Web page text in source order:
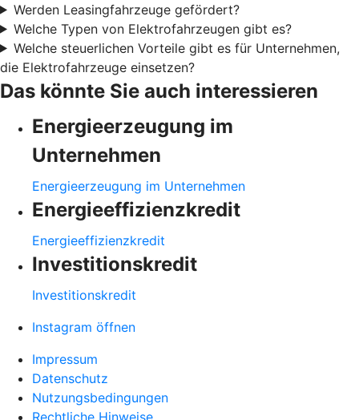
Werden Leasingfahrzeuge gefördert?
Welche Typen von Elektrofahrzeugen gibt es?
Welche steuerlichen Vorteile gibt es für Unternehmen,
die Elektrofahrzeuge einsetzen?
Das könnte Sie auch interessieren
Energieerzeugung im
Unternehmen
Energieerzeugung im Unternehmen
Energieeffizienzkredit
Energieeffizienzkredit
Investitionskredit
Investitionskredit
Instagram öffnen
Impressum
Datenschutz
Nutzungsbedingungen
Rechtliche Hinweise